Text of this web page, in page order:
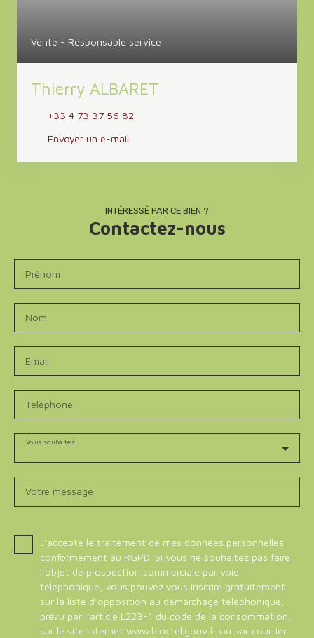
Vente - Responsable service
Thierry ALBARET
+33 4 73 37 56 82
Envoyer un e-mail
INTÉRESSÉ PAR CE BIEN ?
Contactez-nous
Prénom
Nom
Email
Téléphone
-
Vous souhaitez
Votre message
J'accepte le traitement de mes données personnelles
conformément au RGPD. Si vous ne souhaitez pas faire
l'objet de prospection commerciale par voie
téléphonique, vous pouvez vous inscrire gratuitement
sur la liste d'opposition au démarchage téléphonique,
prévu par l'article L223-1 du code de la consommation,
sur le site Internet www.bloctel.gouv.fr ou par courrier